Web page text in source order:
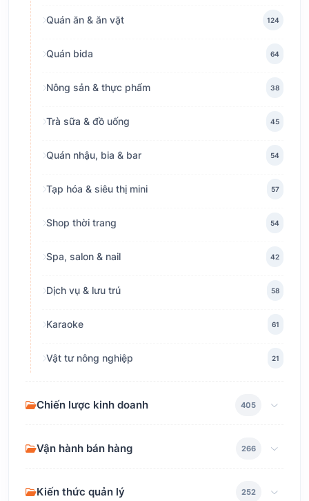
Quán ăn & ăn vặt 124
Quán bida 64
Nông sản & thực phẩm 38
Trà sữa & đồ uống 45
Quán nhậu, bia & bar 54
Tạp hóa & siêu thị mini 57
Shop thời trang 54
Spa, salon & nail 42
Dịch vụ & lưu trú 58
Karaoke 61
Vật tư nông nghiệp 21
Chiến lược kinh doanh 405
Vận hành bán hàng 266
Kiến thức quản lý 252